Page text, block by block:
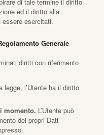
ed il diritto alla
essere esercitati.
Generale
diritti con riferimento
l’Utente ha il diritto
momento. L’Utente può
dei propri Dati